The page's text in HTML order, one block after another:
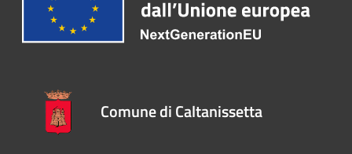
Comune di Caltanissetta